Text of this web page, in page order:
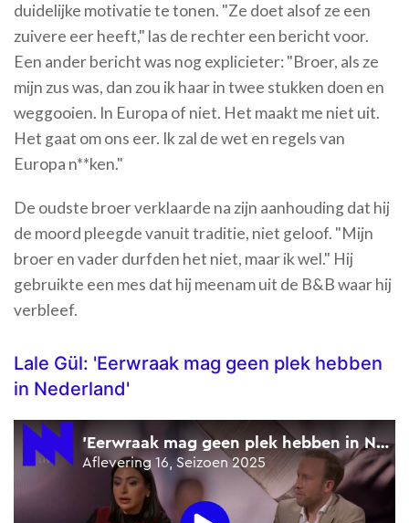
duidelijke motivatie te tonen. "Ze doet alsof ze een
zuivere eer heeft," las de rechter een bericht voor.
Een ander bericht was nog explicieter: "Broer, als ze
mijn zus was, dan zou ik haar in twee stukken doen en
weggooien. In Europa of niet. Het maakt me niet uit.
Het gaat om ons eer. Ik zal de wet en regels van
Europa n**ken."
De oudste broer verklaarde na zijn aanhouding dat hij
de moord pleegde vanuit traditie, niet geloof. "Mijn
broer en vader durfden het niet, maar ik wel." Hij
gebruikte een mes dat hij meenam uit de B&B waar hij
verbleef.
Lale Gül: 'Eerwraak mag geen plek hebben
in Nederland'